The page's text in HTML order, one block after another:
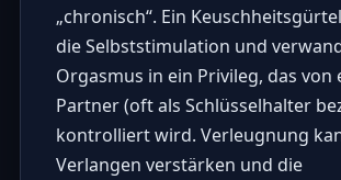
„chronisch“. Ein
die Selbststimulation und
Orgasmus in ein Privileg, das von
Partner (oft als Schlüsselhalter
kontrolliert wird. Verleugnung
Verlangen verstärken und die